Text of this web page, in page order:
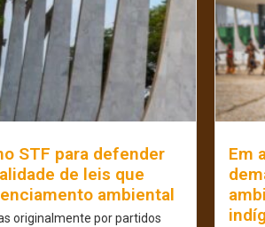
STF para defender
de leis que
ambiental
originalmente por partidos
Em